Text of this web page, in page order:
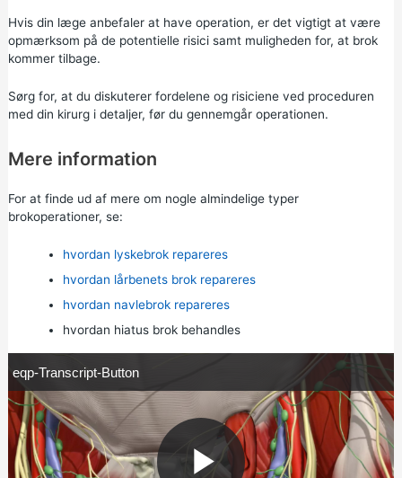
Hvis din læge anbefaler at have operation, er det vigtigt at være
opmærksom på de potentielle risici samt muligheden for, at brok
kommer tilbage.
Sørg for, at du diskuterer fordelene og risiciene ved proceduren
med din kirurg i detaljer, før du gennemgår operationen.
Mere information
For at finde ud af mere om nogle almindelige typer
brokoperationer, se:
hvordan lyskebrok repareres
hvordan lårbenets brok repareres
hvordan navlebrok repareres
hvordan hiatus brok behandles
e
p
-
T
r
a
n
s
eqp-Transcript-Button